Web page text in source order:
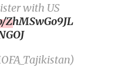
with US
ZhMSwGo9JL